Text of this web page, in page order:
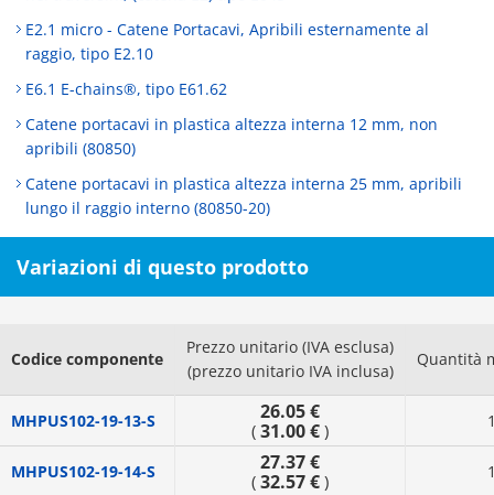
E2.1 micro - Catene Portacavi, Apribili esternamente al
raggio, tipo E2.10
E6.1 E-chains®, tipo E61.62
Catene portacavi in plastica altezza interna 12 mm, non
apribili (80850)
Catene portacavi in plastica altezza interna 25 mm, apribili
lungo il raggio interno (80850-20)
Variazioni di questo prodotto
Codice componente
Prezzo unitario (IVA esclusa)
(prezzo unitario IVA inclusa)
Quantità
MHPUS102-19-13-S 26.05 €
( 31.00 € )
MHPUS102-19-14-S 27.37 €
( 32.57 € )